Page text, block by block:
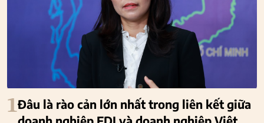
1Đâu là rào cản lớn nhất trong liên kết giữa